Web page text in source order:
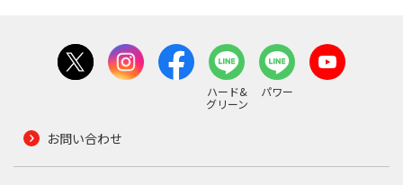
ハード&
グリーン
パワー
お問い合わせ